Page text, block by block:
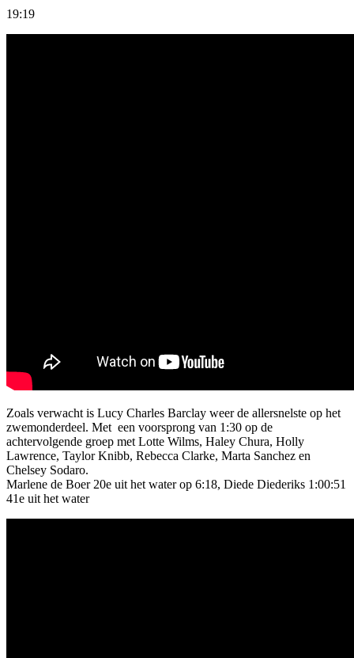
19:19
Zoals verwacht is Lucy Charles Barclay weer de allersnelste op het
zwemonderdeel. Met een voorsprong van 1:30 op de
achtervolgende groep met Lotte Wilms, Haley Chura, Holly
Lawrence, Taylor Knibb, Rebecca Clarke, Marta Sanchez en
Chelsey Sodaro.
Marlene de Boer 20e uit het water op 6:18, Diede Diederiks 1:00:51
41e uit het water